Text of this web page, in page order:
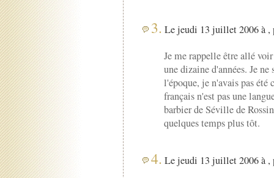
3. Le jeudi 13 juillet 2006 à ,
Je me rappelle être allé
une dizaine d'années. Je
l'époque, je n'avais pas été
français n'est pas une
barbier de Séville de
quelques temps plus tôt.
4. Le jeudi 13 juillet 2006 à ,